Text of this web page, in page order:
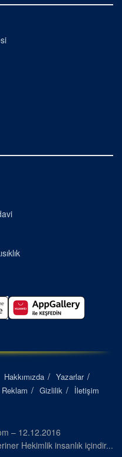
Hakkımızda
Yazarlar
Reklam Gizlilik İletişim
– 12.12.2016
Hekimlik insanlık içindir...